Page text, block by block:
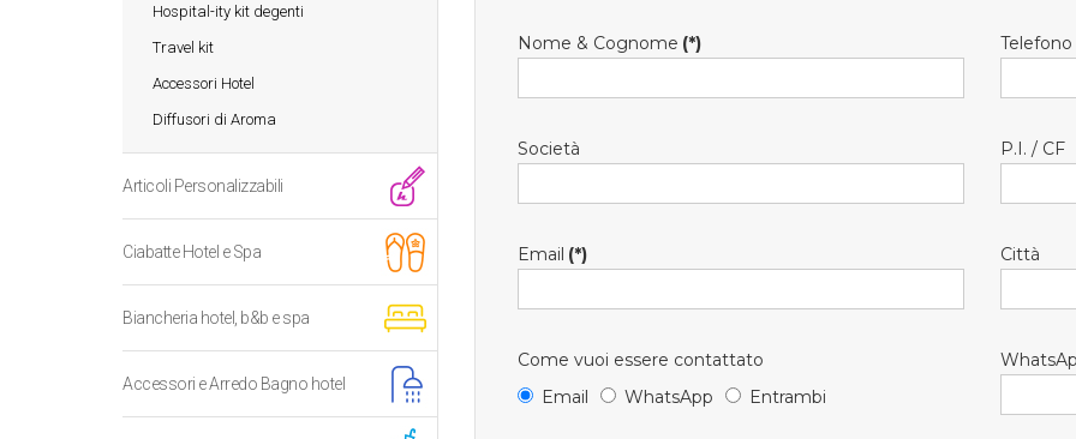
Hospital-ity kit degenti
Travel kit
Accessori Hotel
Diffusori di Aroma
Articoli Personalizzabili
Ciabatte Hotel e Spa
Biancheria hotel, b&b e spa
Accessori e Arredo Bagno hotel
Nome & Cognome (*) Telefono
Società P.I. / CF
Email (*) Città
Come vuoi essere contattato
Email
WhatsApp Entrambi